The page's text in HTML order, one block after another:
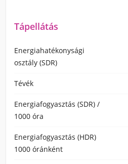
Tápellátás
Energiahatékonysági
osztály (SDR)
Tévék
Energiafogyasztás (SDR) /
1000 óra
Energiafogyasztás (HDR)
1000 óránként